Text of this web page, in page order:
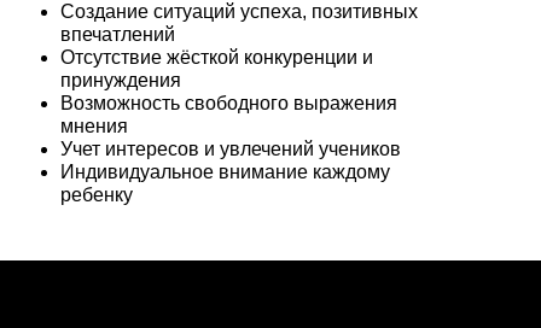
Создание ситуаций успеха, позитивных
впечатлений
Отсутствие жёсткой конкуренции и
принуждения
Возможность свободного выражения
мнения
Учет интересов и увлечений учеников
Индивидуальное внимание каждому
ребенку